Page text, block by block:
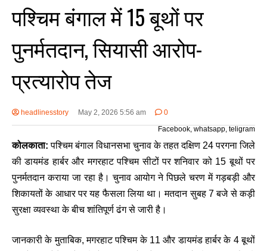
पश्चिम बंगाल में 15 बूथों पर
पुनर्मतदान, सियासी आरोप-
प्रत्यारोप तेज
headlinesstory May 2, 2026 5:56 am
0
Facebook, whatsapp, teligram
कोलकाता: पश्चिम बंगाल विधानसभा चुनाव के तहत दक्षिण 24 परगना जिले
की डायमंड हार्बर और मगरहाट पश्चिम सीटों पर शनिवार को 15 बूथों पर
पुनर्मतदान कराया जा रहा है। चुनाव आयोग ने पिछले चरण में गड़बड़ी और
शिकायतों के आधार पर यह फैसला लिया था। मतदान सुबह 7 बजे से कड़ी
सुरक्षा व्यवस्था के बीच शांतिपूर्ण ढंग से जारी है।
जानकारी के मुताबिक, मगरहाट पश्चिम के 11 और डायमंड हार्बर के 4 बूथों